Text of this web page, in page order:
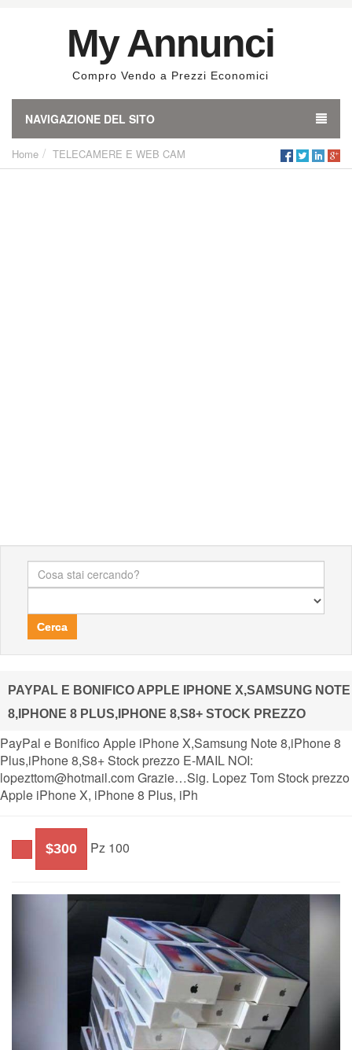
My Annunci
Compro Vendo a Prezzi Economici
NAVIGAZIONE DEL SITO
Home TELECAMERE E WEB CAM
Cerca
PAYPAL E BONIFICO APPLE IPHONE X,SAMSUNG NOTE
8,IPHONE 8 PLUS,IPHONE 8,S8+ STOCK PREZZO
PayPal e Bonifico Apple iPhone X,Samsung Note 8,iPhone 8
Plus,iPhone 8,S8+ Stock prezzo E-MAIL NOI:
lopezttom@hotmail.com Grazie…Sig. Lopez Tom Stock prezzo
Apple iPhone X, iPhone 8 Plus, iPh
$300 Pz 100